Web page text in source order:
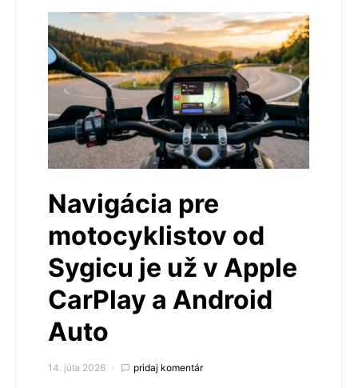
Navigácia pre
motocyklistov od
Sygicu je už v Apple
CarPlay a Android
Auto
14. júla 2026 pridaj komentár